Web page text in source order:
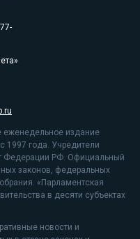
еженедельное издание
1997 года. Учредители
Федерации РФ. Официальный
законов, федеральных
«Парламентская
в десяти субъектах
новости и